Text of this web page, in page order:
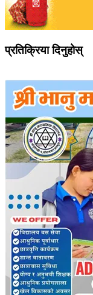
प्रतिक्रिया दिनुहोस्